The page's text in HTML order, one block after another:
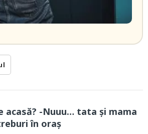
-Nuuu… tata și mama
în oraș